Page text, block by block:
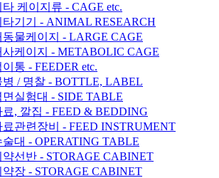
타 케이지류 - CAGE etc.
타기기 - ANIMAL RESEARCH
동물케이지 - LARGE CAGE
사케이지 - METABOLIC CAGE
이통 - FEEDER etc.
병 / 명찰 - BOTTLE, LABEL
면실험대 - SIDE TABLE
료, 깔집 - FEED & BEDDING
료관련장비 - FEED INSTRUMENT
술대 - OPERATING TABLE
약선반 - STORAGE CABINET
약장 - STORAGE CABINET